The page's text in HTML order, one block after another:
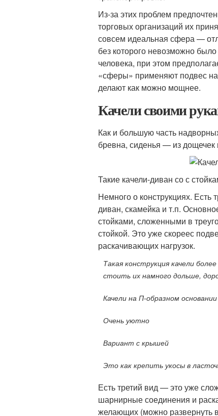
Из-за этих проблем
торговых организаций их
совсем идеальная сфера —
без которого невозможно
человека, при этом
«сферы» применяют подвес
делают как можно мощнее.
Качели своими
Как и большую часть
бревна, сиденья — из
Такие качели-диван со с
Немного о конструкциях.
диван, скамейка и т.п.
стойками, сложенными в
стойкой. Это уже скореес
раскачивающих нагрузок.
Такая конструкция качели
стоить их намного дольше,
Качели на П-образном основании
Очень уютно
Вариант с крышей
Это как крепить укосы в
Есть третий вид — это уже
шарнирные соединения и
желающих (можно развернуть